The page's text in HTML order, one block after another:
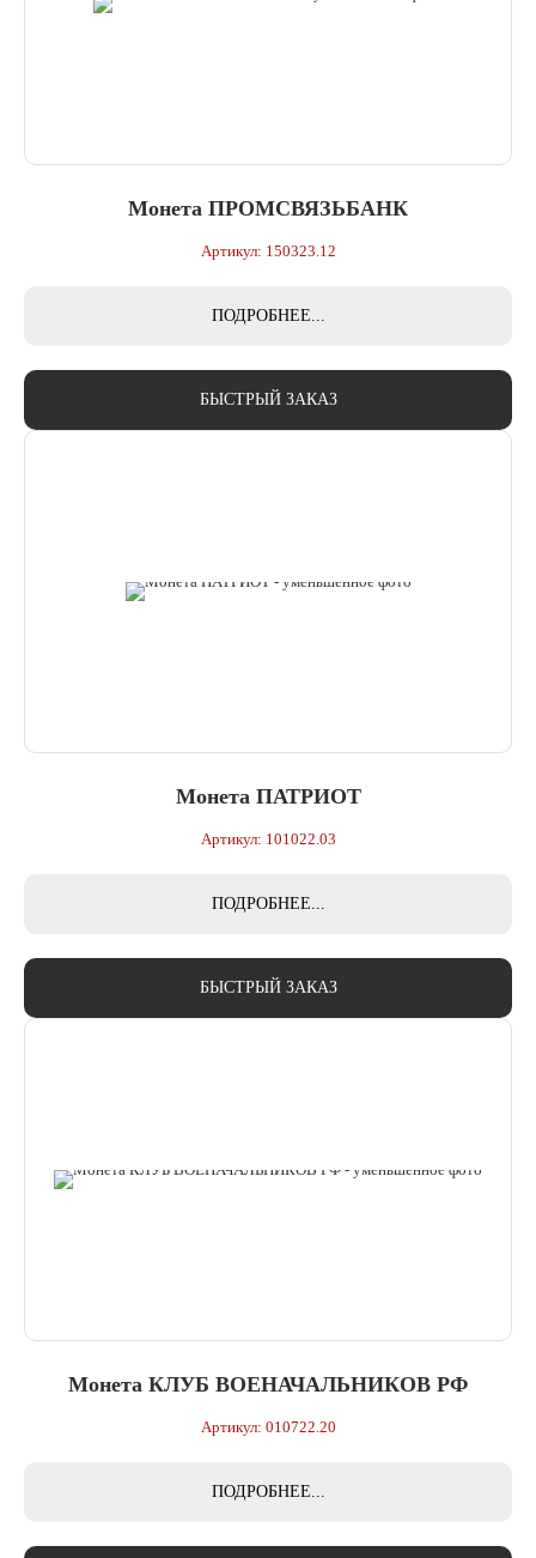
Монета ПРОМСВЯЗЬБАНК
Артикул: 150323.12
ПОДРОБНЕЕ...
БЫСТРЫЙ ЗАКАЗ
Монета ПАТРИОТ
Артикул: 101022.03
ПОДРОБНЕЕ...
БЫСТРЫЙ ЗАКАЗ
Монета КЛУБ ВОЕНАЧАЛЬНИКОВ РФ
Артикул: 010722.20
ПОДРОБНЕЕ...